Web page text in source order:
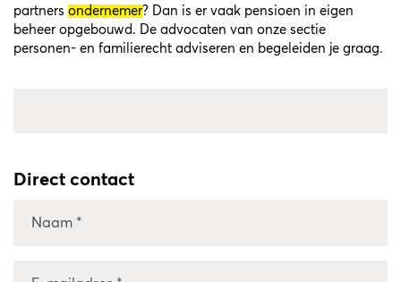
partners ondernemer? Dan is er vaak pensioen in eigen
beheer opgebouwd. De advocaten van onze sectie
personen- en familierecht adviseren en begeleiden je graag.
Direct contact